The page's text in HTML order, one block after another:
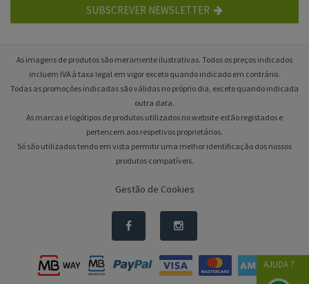
SUBSCREVER NEWSLETTER
As imagens de produtos são meramente ilustrativas. Todos os preços indicados
incluem IVA à taxa legal em vigor exceto quando indicado em contrário.
Todas as promoções indicadas são válidas no próprio dia, exceto quando indicada
outra data.
As marcas e logótipos de produtos utilizados no website estão registados e
pertencem aos respetivos proprietários.
Só são utilizados tendo em vista permitir uma melhor identificação dos nossos
produtos compatíveis.
Gestão de Cookies
AJUDA ?